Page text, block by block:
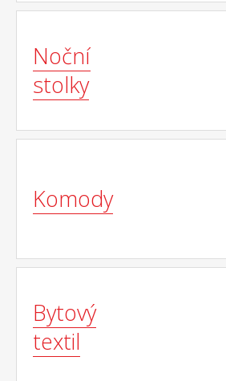
Noční
stolky
Komody
Bytový
textil